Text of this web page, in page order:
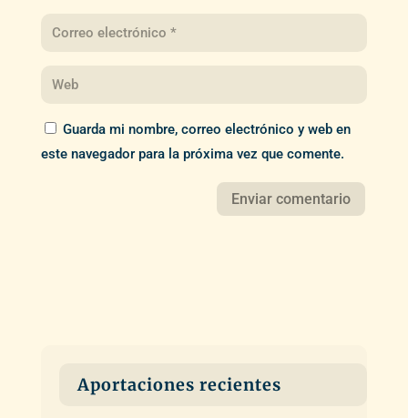
Guarda mi nombre, correo electrónico y web en
este navegador para la próxima vez que comente.
Aportaciones recientes